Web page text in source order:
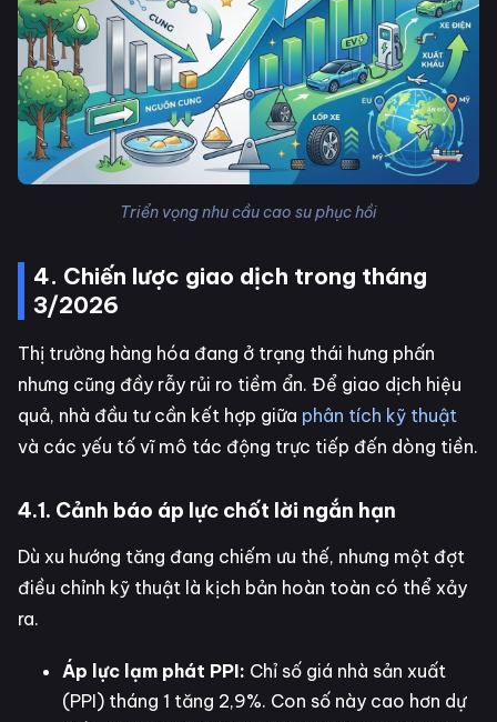
Triển vọng nhu cầu cao su phục hồi
4. Chiến lược giao dịch trong tháng
3/2026
Thị trường hàng hóa đang ở trạng thái hưng phấn
nhưng cũng đầy rẫy rủi ro tiềm ẩn. Để giao dịch hiệu
quả, nhà đầu tư cần kết hợp giữa phân tích kỹ thuật
và các yếu tố vĩ mô tác động trực tiếp đến dòng tiền.
4.1. Cảnh báo áp lực chốt lời ngắn hạn
Dù xu hướng tăng đang chiếm ưu thế, nhưng một đợt
điều chỉnh kỹ thuật là kịch bản hoàn toàn có thể xảy
ra.
Áp lực lạm phát PPI: Chỉ số giá nhà sản xuất
(PPI) tháng 1 tăng 2,9%. Con số này cao hơn dự